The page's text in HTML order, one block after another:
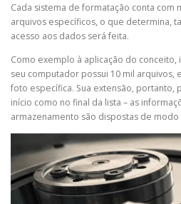
Cada sistema de formatação conta com
arquivos específicos, o que determina,
acesso aos dados será feita.
Como exemplo à aplicação do conceito,
seu computador possui 10 mil arquivos,
foto específica. Sua extensão, portanto,
início como no final da lista – as
armazenamento são dispostas de modo